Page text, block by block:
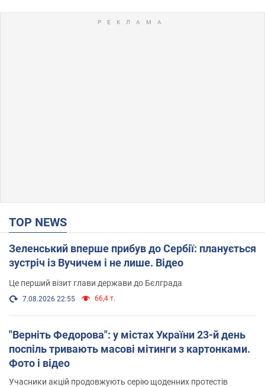
TOP NEWS
Зеленський вперше прибув до Сербії: планується
зустріч із Вучичем і не лише. Відео
Це перший візит глави держави до Бєлграда
7.08.2026 22:55 66,4 т.
"Верніть Федорова": у містах України 23-й день
поспіль тривають масові мітинги з картонками.
Фото і відео
Учасники акцій продовжують серію щоденних протестів